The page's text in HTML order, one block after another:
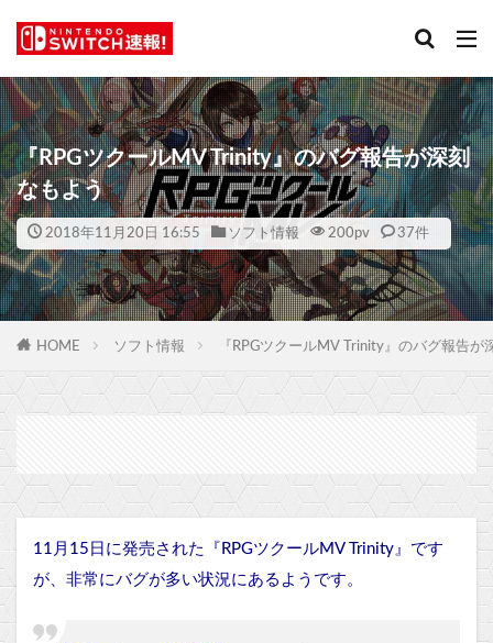
『RPGツクールMV Trinity』のバグ報告が深刻
なもよう
2018年11月20日 16:55 ソフト情報 200pv 37件
HOME ソフト情報 『RPGツクールMV Trinity』のバグ報告が
11月15日に発売された『RPGツクールMV Trinity』です
が、非常にバグが多い状況にあるようです。